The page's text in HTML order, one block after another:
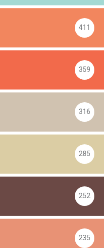
411
359
316
285
252
235